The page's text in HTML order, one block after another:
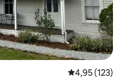
Évaluation
4,95 (123)